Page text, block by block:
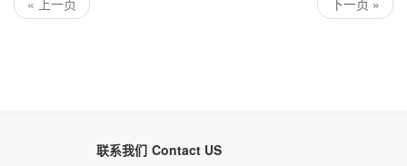
« 上一页 下一页 »
联系我们 Contact US